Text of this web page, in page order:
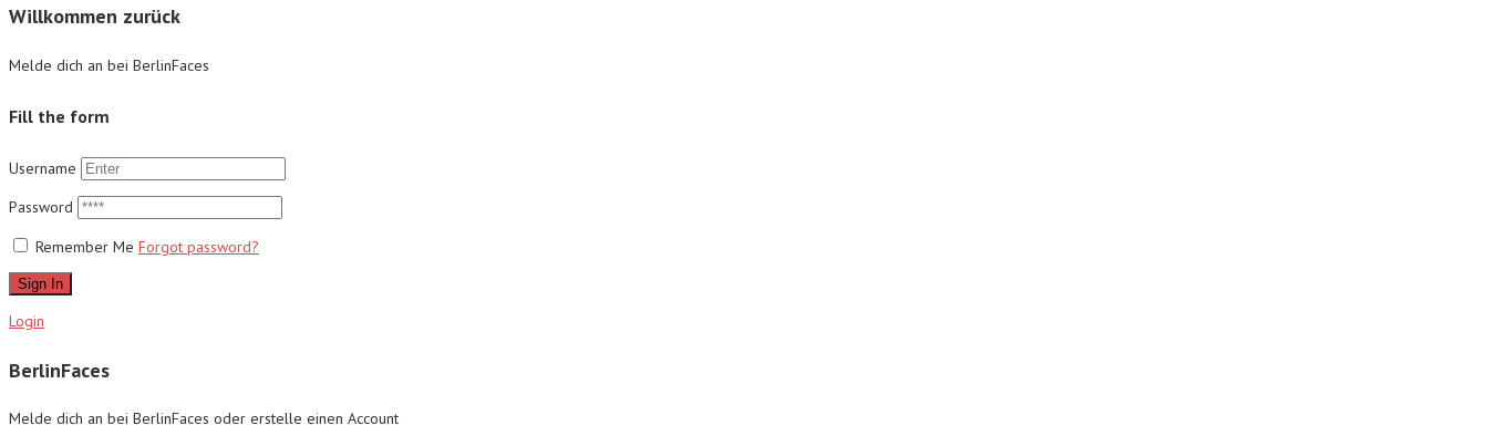
Willkommen zurück
Melde dich an bei BerlinFaces
Fill the form
Username
Password
Remember Me Forgot password?
Sign In
Login
BerlinFaces
Melde dich an bei BerlinFaces oder erstelle einen Account